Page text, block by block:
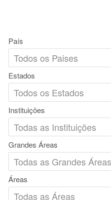
País
Estados
Instituições
Grandes Áreas
Áreas